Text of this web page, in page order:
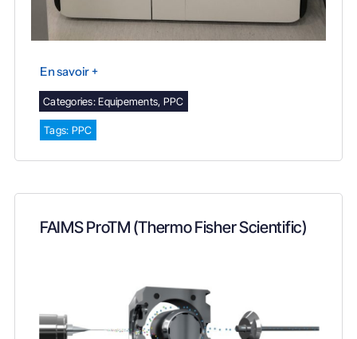
En savoir +
Categories:Equipements, PPC
Tags: PPC
FAIMS ProTM (Thermo Fisher Scientific)